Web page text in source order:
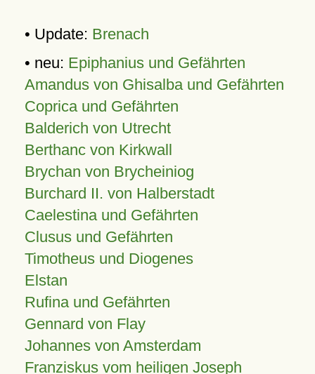
• Update: Brenach
• neu: Epiphanius und Gefährten
Amandus von Ghisalba und Gefährten
Coprica und Gefährten
Balderich von Utrecht
Berthanc von Kirkwall
Brychan von Brycheiniog
Burchard II. von Halberstadt
Caelestina und Gefährten
Clusus und Gefährten
Timotheus und Diogenes
Elstan
Rufina und Gefährten
Gennard von Flay
Johannes von Amsterdam
Franziskus vom heiligen Joseph